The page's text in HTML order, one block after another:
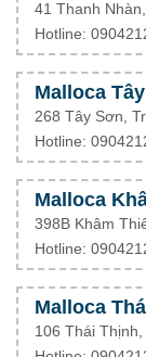
41 Thanh
Hotline:
Malloca
268 Tây Sơn,
Hotline:
Malloca
398B Khâm
Hotline:
Malloca
106 Thái